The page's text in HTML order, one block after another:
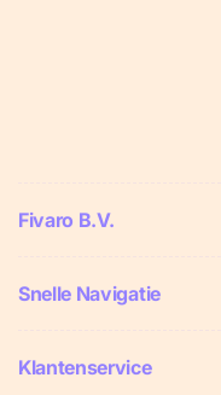
Fivaro B.V.
Snelle Navigatie
Klantenservice